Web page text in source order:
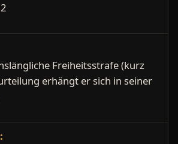
Freiheitsstrafe (kurz
erhängt er sich in seiner